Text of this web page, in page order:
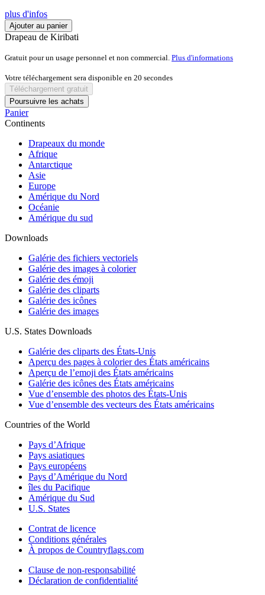
plus d'infos
Ajouter au panier
Drapeau de Kiribati
Gratuit pour un usage personnel et non commercial. Plus d'informations
Votre téléchargement sera disponible en 20 secondes
Téléchargement gratuit
Poursuivre les achats
Panier
Continents
Drapeaux du monde
Afrique
Antarctique
Asie
Europe
Amérique du Nord
Océanie
Amérique du sud
Downloads
Galérie des fichiers vectoriels
Galérie des images à colorier
Galérie des émoji
Galérie des cliparts
Galérie des icônes
Galérie des images
U.S. States Downloads
Galérie des cliparts des États-Unis
Aperçu des pages à colorier des États américains
Aperçu de l’emoji des États américains
Galérie des icônes des États américains
Vue d’ensemble des photos des États-Unis
Vue d’ensemble des vecteurs des États américains
Countries of the World
Pays d’Afrique
Pays asiatiques
Pays européens
Pays d’Amérique du Nord
îles du Pacifique
Amérique du Sud
U.S. States
Contrat de licence
Conditions générales
À propos de Countryflags.com
Clause de non-responsabilité
Déclaration de confidentialité